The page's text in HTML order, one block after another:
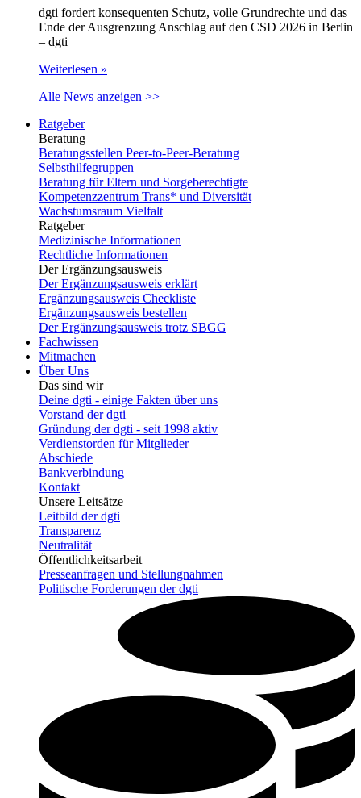
dgti fordert konsequenten Schutz, volle Grundrechte und das
Ende der Ausgrenzung Anschlag auf den CSD 2026 in Berlin
– dgti
Weiterlesen »
Alle News anzeigen >>
Ratgeber
Beratung
Beratungsstellen Peer-to-Peer-Beratung
Selbsthilfegruppen
Beratung für Eltern und Sorgeberechtigte
Kompetenzzentrum Trans* und Diversität
Wachstumsraum Vielfalt
Ratgeber
Medizinische Informationen
Rechtliche Informationen
Der Ergänzungsausweis
Der Ergänzungsausweis erklärt
Ergänzungsausweis Checkliste
Ergänzungsausweis bestellen
Der Ergänzungsausweis trotz SBGG
Fachwissen
Mitmachen
Über Uns
Das sind wir
Deine dgti - einige Fakten über uns
Vorstand der dgti
Gründung der dgti - seit 1998 aktiv
Verdienstorden für Mitglieder
Abschiede
Bankverbindung
Kontakt
Unsere Leitsätze
Leitbild der dgti
Transparenz
Neutralität
Öffentlichkeitsarbeit
Presseanfragen und Stellungnahmen
Politische Forderungen der dgti